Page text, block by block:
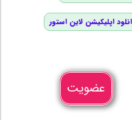
اپلیکیشن لاین استور
عضویت